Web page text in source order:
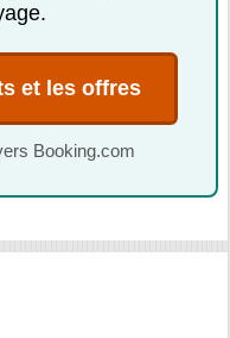
et les offres
Booking.com